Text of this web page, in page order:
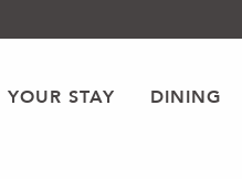
YOUR STAY DINING